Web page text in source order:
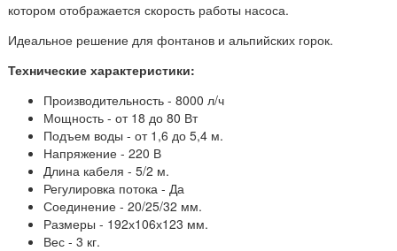
котором отображается скорость работы насоса.
Идеальное решение для фонтанов и альпийских горок.
Технические характеристики:
Производительность - 8000 л/ч
Мощность - от 18 до 80 Вт
Подъем воды - от 1,6 до 5,4 м.
Напряжение - 220 В
Длина кабеля - 5/2 м.
Регулировка потока - Да
Соединение - 20/25/32 мм.
Размеры - 192х106х123 мм.
Вес - 3 кг.